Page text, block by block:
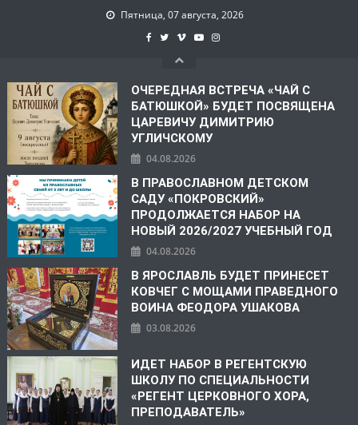
Пятница, 07 августа, 2026
ОЧЕРЕДНАЯ ВСТРЕЧА «ЧАЙ С
БАТЮШКОЙ» БУДЕТ ПОСВЯЩЕНА
ЦАРЕВИЧУ ДИМИТРИЮ
УГЛИЧСКОМУ
04.08.2026
В ПРАВОСЛАВНОМ ДЕТСКОМ
САДУ «ПОКРОВСКИЙ»
ПРОДОЛЖАЕТСЯ НАБОР НА
НОВЫЙ 2026/2027 УЧЕБНЫЙ ГОД
04.08.2026
В ЯРОСЛАВЛЬ БУДЕТ ПРИНЕСЕТ
КОВЧЕГ С МОЩАМИ ПРАВЕДНОГО
ВОИНА ФЕОДОРА УШАКОВА
03.08.2026
ИДЕТ НАБОР В РЕГЕНТСКУЮ
ШКОЛУ ПО СПЕЦИАЛЬНОСТИ
«РЕГЕНТ ЦЕРКОВНОГО ХОРА,
ПРЕПОДАВАТЕЛЬ»